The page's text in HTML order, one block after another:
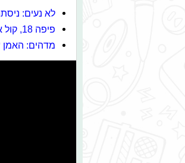
לא נעים:
פיפה 18, קול אוף דיוטי ועוד: סיכום שבועי בעולם הגיימינג
מדהים: